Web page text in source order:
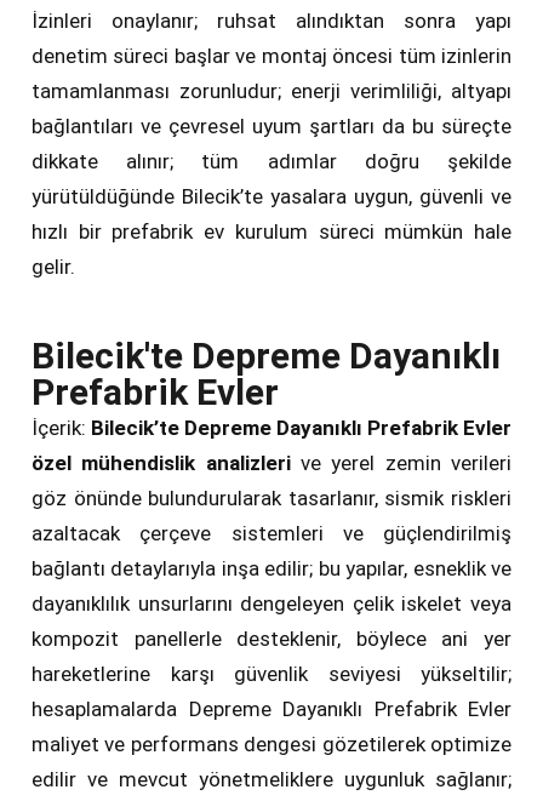
İzinleri onaylanır; ruhsat alındıktan sonra yapı
denetim süreci başlar ve montaj öncesi tüm izinlerin
tamamlanması zorunludur; enerji verimliliği, altyapı
bağlantıları ve çevresel uyum şartları da bu süreçte
dikkate alınır; tüm adımlar doğru şekilde
yürütüldüğünde Bilecik’te yasalara uygun, güvenli ve
hızlı bir prefabrik ev kurulum süreci mümkün hale
gelir.
Bilecik'te Depreme Dayanıklı
Prefabrik Evler
İçerik: Bilecik’te Depreme Dayanıklı Prefabrik Evler
özel mühendislik analizlerive yerel zemin verileri
göz önünde bulundurularak tasarlanır, sismik riskleri
azaltacak çerçeve sistemleri ve güçlendirilmiş
bağlantı detaylarıyla inşa edilir; bu yapılar, esneklik ve
dayanıklılık unsurlarını dengeleyen çelik iskelet veya
kompozit panellerle desteklenir, böylece ani yer
hareketlerine karşı güvenlik seviyesi yükseltilir;
hesaplamalarda Depreme Dayanıklı Prefabrik Evler
maliyet ve performans dengesi gözetilerek optimize
edilir ve mevcut yönetmeliklere uygunluk sağlanır;